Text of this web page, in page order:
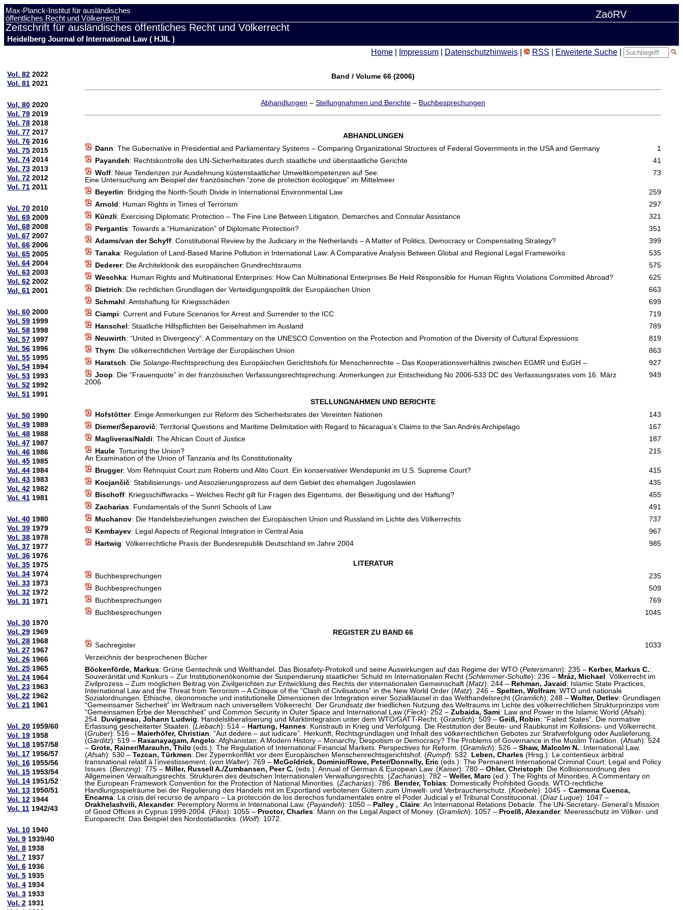
Max-Planck-Institut für ausländisches
öffentliches Recht und Völkerrecht
ZaöRV
Zeitschrift für ausländisches öffentliches Recht und Völkerrecht
Heidelberg Journal of International Law ( HJIL )
Home
Impressum Datenschutzhinweis RSS Erweiterte Suche
Vol. 82 2022
Vol. 81 2021
Vol. 80 2020
Vol. 79 2019
Vol. 78 2018
Vol. 77 2017
Vol. 76 2016
Vol. 75 2015
Vol. 74 2014
Vol. 73 2013
Vol. 72 2012
Vol. 71 2011
Vol. 70 2010
Vol. 69 2009
Vol. 68 2008
Vol. 67 2007
Vol. 66 2006
Vol. 65 2005
Vol. 64 2004
Vol. 63 2003
Vol. 62 2002
Vol. 61 2001
Vol. 60 2000
Vol. 59 1999
Vol. 58 1998
Vol. 57 1997
Vol. 56 1996
Vol. 55 1995
Vol. 54 1994
Vol. 53 1993
Vol. 52 1992
Vol. 51 1991
Vol. 50 1990
Vol. 49 1989
Vol. 48 1988
Vol. 47 1987
Vol. 46 1986
Vol. 45 1985
Vol. 44 1984
Vol. 43 1983
Vol. 42 1982
Vol. 41 1981
Vol. 40 1980
Vol. 39 1979
Vol. 38 1978
Vol. 37 1977
Vol. 36 1976
Vol. 35 1975
Vol. 34 1974
Vol. 33 1973
Vol. 32 1972
Vol. 31 1971
Vol. 30 1970
Vol. 29 1969
Vol. 28 1968
Vol. 27 1967
Vol. 26 1966
Vol. 25 1965
Vol. 24 1964
Vol. 23 1963
Vol. 22 1962
Vol. 21 1961
Vol. 20 1959/60
Vol. 19 1958
Vol. 18 1957/58
Vol. 17 1956/57
Vol. 16 1955/56
Vol. 15 1953/54
Vol. 14 1951/52
Vol. 13 1950/51
Vol. 12 1944
Vol. 11 1942/43
Vol. 10 1940
Vol. 9 1939/40
Vol. 8 1938
Vol. 7 1937
Vol. 6 1936
Vol. 5 1935
Vol. 4 1934
Vol. 3 1933
Vol. 2 1931
Band / Volume 66 (2006)
Abhandlungen – Stellungnahmen und Berichte – Buchbesprechungen
ABHANDLUNGEN
Dann: The Gubernative in Presidential and Parliamentary Systems – Comparing Organizational Structures of Federal Governments in the USA and Germany
1
Payandeh: Rechtskontrolle des UN-Sicherheitsrates durch staatliche und überstaatliche Gerichte
41
Wolf: Neue Tendenzen zur Ausdehnung küstenstaatlicher Umweltkompetenzen auf See:
Eine Untersuchung am Beispiel der französischen “zone de protection écologique” im Mittelmeer
73
Beyerlin: Bridging the North-South Divide in International Environmental Law
259
Arnold: Human Rights in Times of Terrorism
297
Künzli: Exercising Diplomatic Protection – The Fine Line Between Litigation, Demarches and Consular Assistance
321
Pergantis: Towards a “Humanization” of Diplomatic Protection?
351
Adams/van der Schyff: Constitutional Review by the Judiciary in the Netherlands – A Matter of Politics, Democracy or Compensating Strategy?
399
Tanaka: Regulation of Land-Based Marine Pollution in International Law: A Comparative Analysis Between Global and Regional Legal Frameworks
535
Dederer: Die Architektonik des europäischen Grundrechtsraums
575
Weschka: Human Rights and Multinational Enterprises: How Can Multinational Enterprises Be Held Responsible for Human Rights Violations Committed Abroad?
625
Dietrich: Die rechtlichen Grundlagen der Verteidigungspolitik der Europäischen Union
663
Schmahl: Amtshaftung für Kriegsschäden
699
Ciampi: Current and Future Scenarios for Arrest and Surrender to the ICC
719
Hanschel: Staatliche Hilfspflichten bei Geiselnahmen im Ausland
789
Neuwirth: “United in Divergency”: A Commentary on the UNESCO Convention on the Protection and Promotion of the Diversity of Cultural Expressions
819
Thym: Die völkerrechtlichen Verträge der Europäischen Union
863
Haratsch: Die Solange-Rechtsprechung des Europäischen Gerichtshofs für Menschenrechte – Das Kooperationsverhältnis zwischen EGMR und EuGH –
927
Joop: Die “Frauenquote” in der französischen Verfassungsrechtsprechung: Anmerkungen zur Entscheidung No 2006-533 DC des Verfassungsrates vom 16. März
2006
949
STELLUNGNAHMEN UND BERICHTE
Hofstötter: Einige Anmerkungen zur Reform des Sicherheitsrates der Vereinten Nationen
143
Diemer/Šeparovič: Territorial Questions and Maritime Delimitation with Regard to Nicaragua’s Claims to the San Andrés Archipelago
167
Magliveras/Naldi: The African Court of Justice
187
Haule: Torturing the Union?
An Examination of the Union of Tanzania and Its Constitutionality
215
Brugger: Vom Rehnquist Court zum Roberts und Alito Court. Ein konservativer Wendepunkt im U.S. Supreme Court?
415
Kocjančič: Stabilisierungs- und Assoziierungsprozess auf dem Gebiet des ehemaligen Jugoslawien
435
Bischoff: Kriegsschiffwracks – Welches Recht gilt für Fragen des Eigentums, der Beseitigung und der Haftung?
455
Zacharias: Fundamentals of the Sunnī Schools of Law
491
Muchanov: Die Handelsbeziehungen zwischen der Europäischen Union und Russland im Lichte des Völkerrechts
737
Kembayev: Legal Aspects of Regional Integration in Central Asia
967
Hartwig: Völkerrechtliche Praxis der Bundesrepublik Deutschland im Jahre 2004 985
LITERATUR
Buchbesprechungen
235
Buchbesprechungen
509
Buchbesprechungen
769
Buchbesprechungen
1045
REGISTER ZU BAND 66
Sachregister
1033
Verzeichnis der besprochenen Bücher
Böckenförde, Markus: Grüne Gentechnik und Welthandel. Das Biosafety-Protokoll und seine Auswirkungen auf das Regime der WTO (Petersmann): 235 – Kerber, Markus C.:
Souveränität und Konkurs – Zur Institutionenökonomie der Suspendierung staatlicher Schuld im Internationalen Recht (Schlemmer-Schulte): 236 – Mráz, Michael: Völkerrecht im
Zivilprozess – Zum möglichen Beitrag von Zivilgerichten zur Entwicklung des Rechts der internationalen Gemeinschaft (Matz): 244 – Rehman, Javaid: Islamic State Practices,
International Law and the Threat from Terrorism – A Critique of the “Clash of Civilisations” in the New World Order (Matz): 246 – Spelten, Wolfram: WTO und nationale
Sozialordnungen. Ethische, ökonomische und institutionelle Dimensionen der Integration einer Sozialklausel in das Welthandelsrecht (Gramlich): 248 – Wolter, Detlev: Grundlagen
“Gemeinsamer Sicherheit” im Weltraum nach universellem Völkerrecht. Der Grundsatz der friedlichen Nutzung des Weltraums im Lichte des völkerrechtlichen Strukturprinzips vom
“Gemeinsamen Erbe der Menschheit” und Common Security in Outer Space and International Law (Fleck): 252 – Zubaida, Sami: Law and Power in the Islamic World (Afsah):
254. Duvigneau, Johann Ludwig: Handelsliberalisierung und Marktintegration unter dem WTO/GATT-Recht. (Gramlich): 509 – Geiß, Robin: “Failed States”. Die normative
Erfassung gescheiterter Staaten. (Liebach): 514 – Hartung, Hannes: Kunstraub in Krieg und Verfolgung. Die Restitution der Beute- und Raubkunst im Kollisions- und Völkerrecht.
(Gruber): 516 – Maierhöfer, Christian: “Aut dedere – aut iudicare”. Herkunft, Rechtsgrundlagen und Inhalt des völkerrechtlichen Gebotes zur Strafverfolgung oder Auslieferung.
(Gärditz): 519 – Rasanayagam, Angelo: Afghanistan: A Modern History – Monarchy, Despotism or Democracy? The Problems of Governance in the Muslim Tradition. (Afsah): 524
– Grote, Rainer/Marauhn, Thilo (eds.): The Regulation of International Financial Markets. Perspectives for Reform. (Gramlich): 526 – Shaw, Malcolm N.: International Law.
(Afsah): 530 – Tezcan, Türkmen: Der Zypernkonflikt vor dem Europäischen Menschenrechtsgerichtshof. (Rumpf): 532. Leben, Charles (Hrsg.): Le contentieux arbitral
transnational relatif à l’investissement. (von Walter): 769 – McGoldrick, Dominic/Rowe, Peter/Donnelly, Eric (eds.): The Permanent International Criminal Court: Legal and Policy
Issues. (Benzing): 775 – Miller, Russell A./Zumbansen, Peer C. (eds.): Annual of German & European Law. (Kaiser): 780 – Ohler, Christoph: Die Kollisionsordnung des
Allgemeinen Verwaltungsrechts. Strukturen des deutschen Internationalen Verwaltungsrechts. (Zacharias): 782 – Weller, Marc (ed.): The Rights of Minorities. A Commentary on
the European Framework Convention for the Protection of National Minorities. (Zacharias): 786. Bender, Tobias: Domestically Prohibited Goods. WTO-rechtliche
Handlungsspielräume bei der Regulierung des Handels mit im Exportland verbotenen Gütern zum Umwelt- und Verbraucherschutz. (Koebele): 1045 – Carmona Cuenca,
Encarna: La crisis del recurso de amparo – La protección de los derechos fundamentales entre el Poder Judicial y el Tribunal Constitucional. (Díaz Luque): 1047 –
Orakhelashvili, Alexander: Peremptory Norms in International Law. (Payandeh): 1050 – Palley , Claire: An International Relations Debacle. The UN-Secretary- General’s Mission
of Good Offices in Cyprus 1999-2004. (Filos): 1055 – Proctor, Charles: Mann on the Legal Aspect of Money. (Gramlich): 1057 – Proelß, Alexander: Meeresschutz im Völker- und
Europarecht. Das Beispiel des Nordostatlantiks. (Wolf): 1072.